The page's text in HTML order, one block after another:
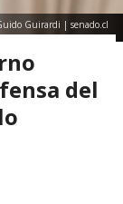
Guirardi | senado.cl
del